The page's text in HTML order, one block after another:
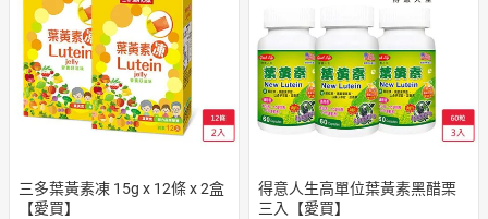
三多葉黃素凍 15g x 12條 x 2盒
【愛買】
得意人生高單位葉黃素黑醋栗
三入【愛買】